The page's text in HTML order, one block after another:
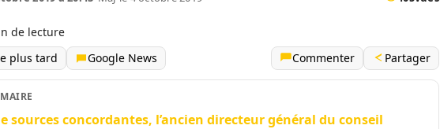
de lecture
plus tard
Google News Commenter Partager
sources concordantes, l’ancien directeur général du conseil